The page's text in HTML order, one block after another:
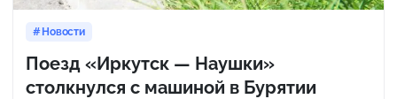
Новости
Поезд «Иркутск — Наушки»
столкнулся с машиной в Бурятии